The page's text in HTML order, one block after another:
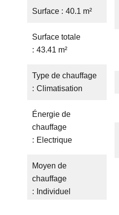
Surface 40.1 m²
Surface totale
43.41 m²
Type de chauffage
Climatisation
Énergie de
chauffage
Electrique
Moyen de
chauffage
Individuel